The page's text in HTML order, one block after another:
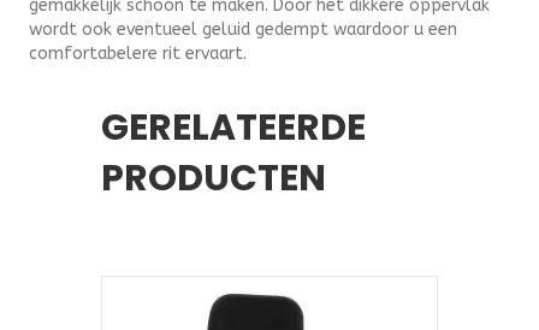
gemakkelijk schoon te maken. Door het dikkere oppervlak
wordt ook eventueel geluid gedempt waardoor u een
comfortabelere rit ervaart.
GERELATEERDE
PRODUCTEN